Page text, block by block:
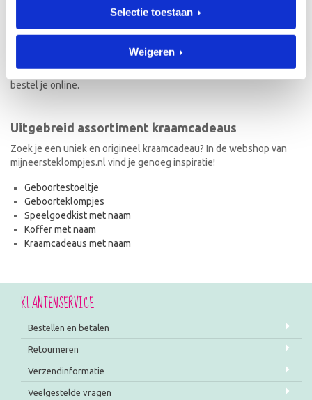
Selectie toestaan
Weigeren
Naast geboorteklompjes vind je op mijneersteklompjes.nl de meest
originele kraamcadeaus met naam. Van geboortestoeltjes en
met naam wordt met de hand geschilderd en is dus uniek! Ook de
kraamcadeaus met naam en in de stijl van het geboortekaartje
bestel je online.
Uitgebreid assortiment kraamcadeaus
Zoek je een uniek en origineel kraamcadeau? In de webshop van
mijneersteklompjes.nl vind je genoeg inspiratie!
Geboortestoeltje
Geboorteklompjes
Speelgoedkist met naam
Koffer met naam
Kraamcadeaus met naam
KLANTENSERVICE
Bestellen en betalen
Retourneren
Verzendinformatie
Veelgestelde vragen